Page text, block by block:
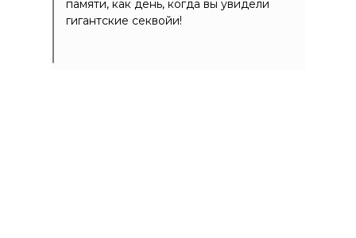
памяти, как день, когда вы увидели
гигантские секвойи!